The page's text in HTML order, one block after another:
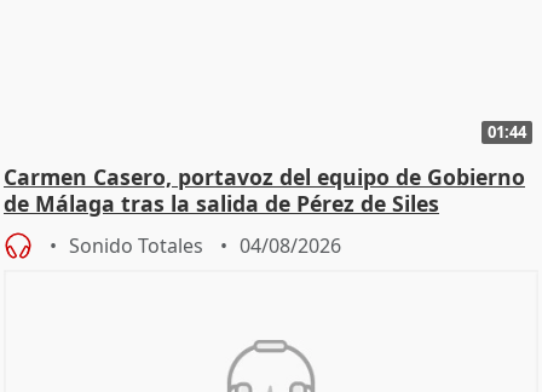
01:44
Carmen Casero, portavoz del equipo de Gobierno
de Málaga tras la salida de Pérez de Siles
Sonido Totales 04/08/2026